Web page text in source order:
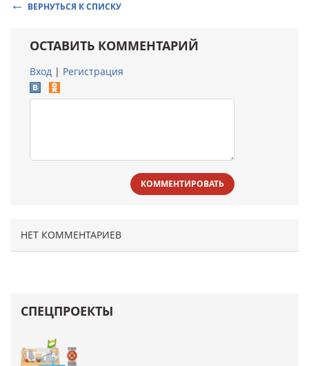
ВЕРНУТЬСЯ К СПИСКУ
ОСТАВИТЬ КОММЕНТАРИЙ
Вход | Регистрация
КОММЕНТИРОВАТЬ
НЕТ КОММЕНТАРИЕВ
СПЕЦПРОЕКТЫ